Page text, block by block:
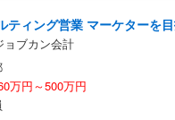
ティング営業 マーケターを
ョブカン会計
万円～500万円